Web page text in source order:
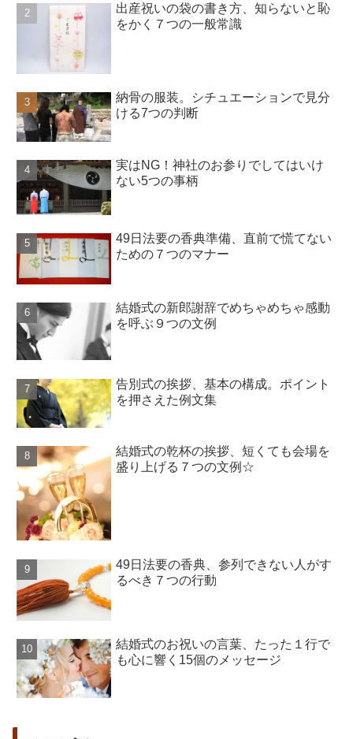
出産祝いの袋の書き方、知らないと恥
をかく７つの一般常識
納骨の服装。シチュエーションで見分
ける7つの判断
実はNG！神社のお参りでしてはいけ
ない5つの事柄
49日法要の香典準備、直前で慌てない
ための７つのマナー
結婚式の新郎謝辞でめちゃめちゃ感動
を呼ぶ９つの文例
告別式の挨拶、基本の構成。ポイント
を押さえた例文集
結婚式の乾杯の挨拶、短くても会場を
盛り上げる７つの文例☆
49日法要の香典、参列できない人がす
るべき７つの行動
結婚式のお祝いの言葉、たった１行で
も心に響く15個のメッセージ